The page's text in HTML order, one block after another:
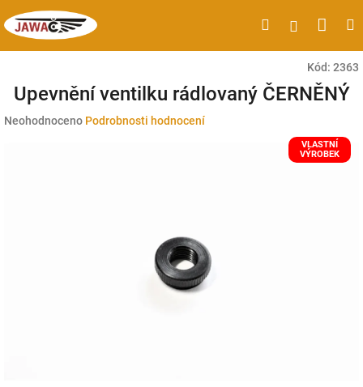
na
obsah
HledatPřihlášení
Kód: 2363
Upevnění ventilku rádlovaný ČERNĚNÝ
Průměrné
Neohodnoceno Podrobnosti hodnocení
VLASTNÍ
VÝROBEK